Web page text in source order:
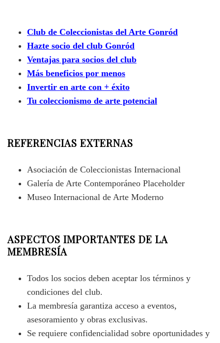
Club de Coleccionistas del Arte Gonród
Hazte socio del club Gonród
Ventajas para socios del club
Más beneficios por menos
Invertir en arte con + éxito
Tu coleccionismo de arte potencial
REFERENCIAS EXTERNAS
Asociación de Coleccionistas Internacional
Galería de Arte Contemporáneo Placeholder
Museo Internacional de Arte Moderno
ASPECTOS IMPORTANTES DE LA
MEMBRESÍA
Todos los socios deben aceptar los términos y
condiciones del club.
La membresía garantiza acceso a eventos,
asesoramiento y obras exclusivas.
Se requiere confidencialidad sobre oportunidades y